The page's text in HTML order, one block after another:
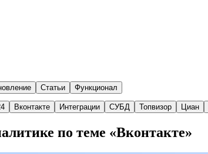
Статьи Функционал
Вконтакте Интеграции СУБД Топвизор Циан
по теме «Вконтакте»